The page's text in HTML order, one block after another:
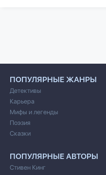
ПОПУЛЯРНЫЕ ЖАНРЫ
Детективы
Карьера
Мифы и легенды
Поэзия
Сказки
ПОПУЛЯРНЫЕ АВТОРЫ
Стивен Кинг